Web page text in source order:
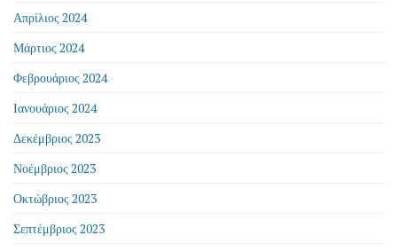
Απρίλιος 2024
Μάρτιος 2024
Φεβρουάριος 2024
Ιανουάριος 2024
Δεκέμβριος 2023
Νοέμβριος 2023
Οκτώβριος 2023
Σεπτέμβριος 2023